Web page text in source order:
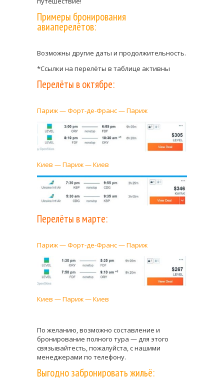
Примеры бронирования
авиаперелётов:
Возможны другие даты и продолжительность.
*Ссылки на перелёты в таблице активны
Перелёты в октябре:
Париж — Форт-де-Франс — Париж
Киев — Париж — Киев
Перелёты в марте:
Париж — Форт-де-Франс — Париж
Киев — Париж — Киев
По желанию, возможно составление и
бронирование полного тура — для этого
связывайтесть, пожалуйста, с нашими
менеджерами по телефону.
Выгодно забронировать жильё: